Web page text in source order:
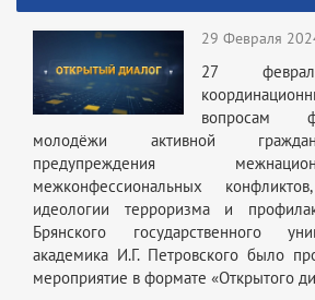
29 Февраля
27
вопросам
молодёжи активной
предупреждения
межконфессиональных
идеологии терроризма и
Брянского государственного
академика И.Г. Петровского было
мероприятие в формате «Открытого